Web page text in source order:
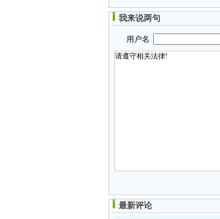
我来说两句
用户名
最新评论